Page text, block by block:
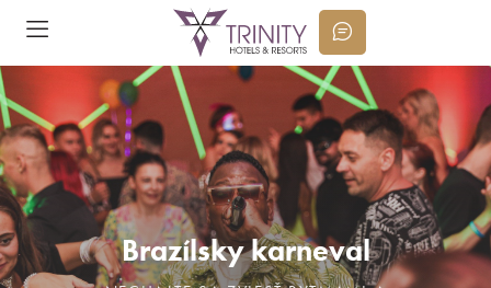
Brazílsky karneval